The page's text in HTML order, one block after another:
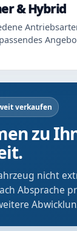
& Hybrid
verkaufen
zu
nicht
Absprache